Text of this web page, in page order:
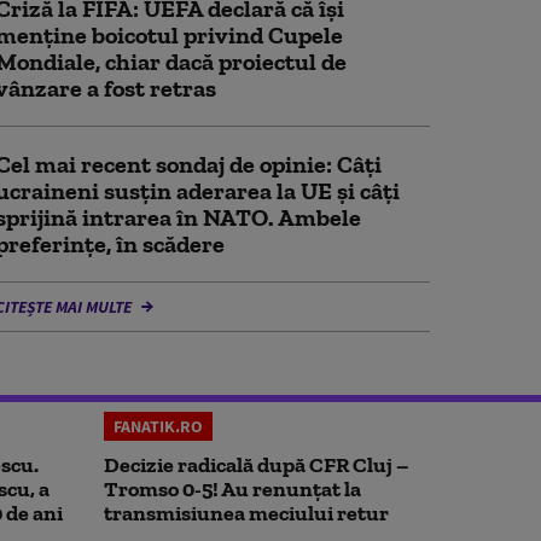
la FIFA: UEFA declară că îşi
boicotul privind Cupele
chiar dacă proiectul de
a fost retras
mai recent sondaj de opinie: Câți
susțin aderarea la UE și câți
intrarea în NATO. Ambele
în scădere
MAI MULTE
a
ani
FANATIK.RO
Decizie radicală după CFR Cluj –
Tromso 0-5! Au renunțat la
transmisiunea meciului retur